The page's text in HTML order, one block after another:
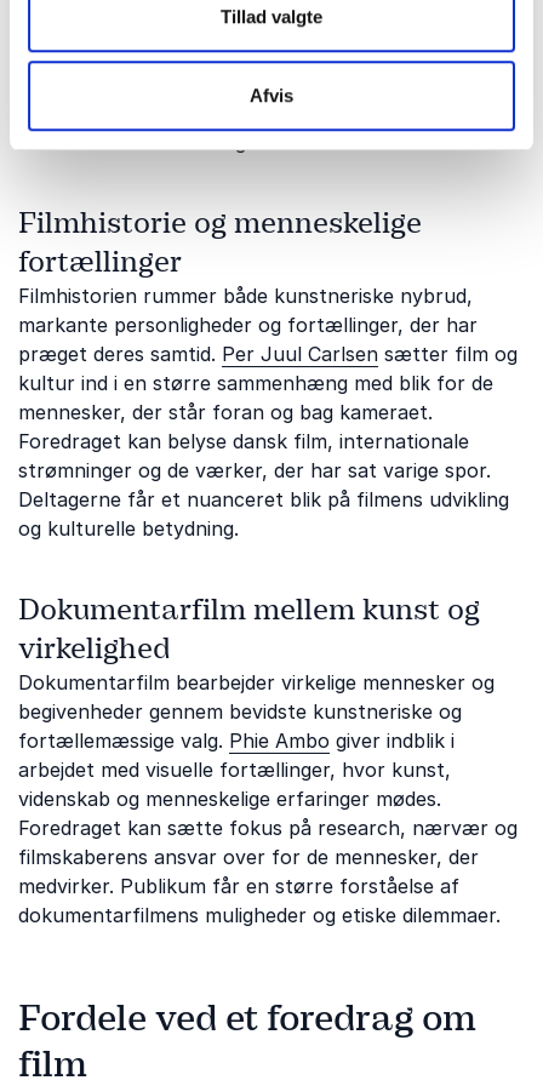
Tillad valgte
Afvis
film, spil og populærkulturens mange universer.
Foredraget kan undersøge alt fra klassiske genrefilm
til de figurer og fortælleformer, der bliver ved med at
Filmhistorie og menneskelige
fortællinger
Filmhistorien rummer både kunstneriske nybrud,
markante personligheder og fortællinger, der har
præget deres samtid. Per Juul Carlsen sætter film og
kultur ind i en større sammenhæng med blik for de
mennesker, der står foran og bag kameraet.
Foredraget kan belyse dansk film, internationale
strømninger og de værker, der har sat varige spor.
Deltagerne får et nuanceret blik på filmens udvikling
og kulturelle betydning.
Dokumentarfilm mellem kunst og
virkelighed
Dokumentarfilm bearbejder virkelige mennesker og
begivenheder gennem bevidste kunstneriske og
fortællemæssige valg. Phie Ambo giver indblik i
arbejdet med visuelle fortællinger, hvor kunst,
videnskab og menneskelige erfaringer mødes.
Foredraget kan sætte fokus på research, nærvær og
filmskaberens ansvar over for de mennesker, der
medvirker. Publikum får en større forståelse af
dokumentarfilmens muligheder og etiske dilemmaer.
Fordele ved et foredrag om
film